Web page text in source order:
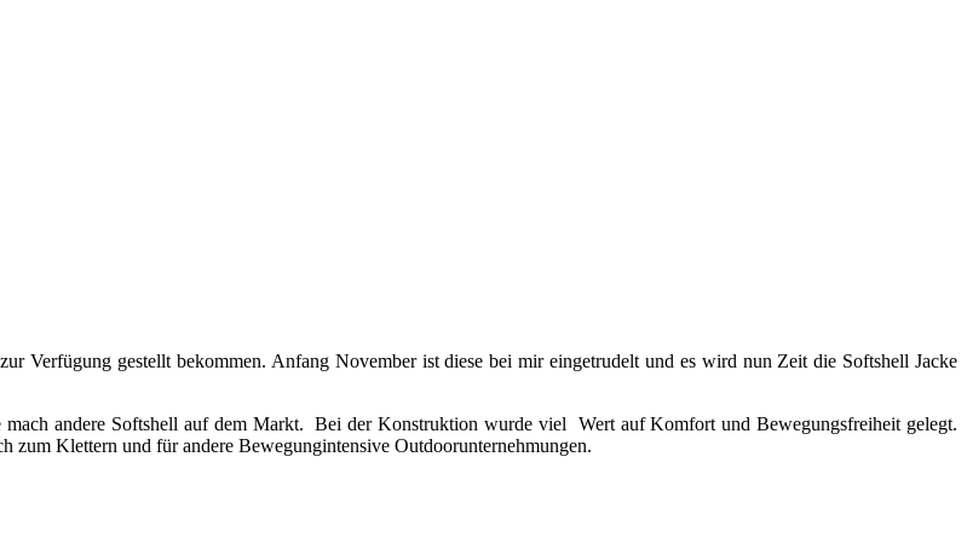
zur Verfügung gestellt bekommen. Anfang November ist diese bei mir eingetrudelt und es wird nun Zeit die Softshell Jacke
andere Softshell auf dem Markt. Bei der Konstruktion wurde viel Wert auf Komfort und Bewegungsfreiheit gelegt.
zum Klettern und für andere Bewegungintensive Outdoorunternehmungen.